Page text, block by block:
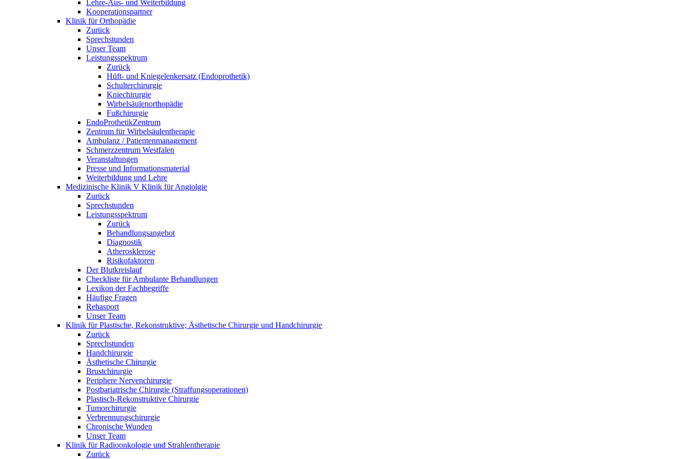
Lehre-Aus- und Weiterbildung
Kooperationspartner
Klinik für Orthopädie
Zurück
Sprechstunden
Unser Team
Leistungsspektrum
Zurück
Hüft- und Kniegelenkersatz (Endoprothetik)
Schulterchirurgie
Kniechirurgie
Wirbelsäulenorthopädie
Fußchirurgie
EndoProthetikZentrum
Zentrum für Wirbelsäulentherapie
Ambulanz / Patientenmanagement
Schmerzzentrum Westfalen
Veranstaltungen
Presse und Informationsmaterial
Weiterbildung und Lehre
Medizinische Klinik V Klinik für Angiolgie
Zurück
Sprechstunden
Leistungsspektrum
Zurück
Behandlungsangebot
Diagnostik
Atherosklerose
Risikofaktoren
Der Blutkreislauf
Checkliste für Ambulante Behandlungen
Lexikon der Fachbegriffe
Häufige Fragen
Rehasport
Unser Team
Klinik für Plastische, Rekonstruktive; Ästhetische Chirurgie und Handchirurgie
Zurück
Sprechstunden
Handchirurgie
Ästhetische Chirurgie
Brustchirurgie
Periphere Nervenchirurgie
Postbariatrische Chirurgie (Straffungsoperationen)
Plastisch-Rekonstruktive Chirurgie
Tumorchirurgie
Verbrennungschirurgie
Chronische Wunden
Unser Team
Klinik für Radioonkologie und Strahlentherapie
Zurück